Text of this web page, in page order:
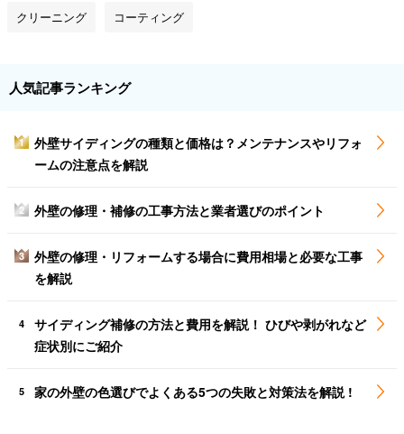
クリーニング コーティング
人気記事ランキング
1
外壁サイディングの種類と価格は？メンテナンスやリフォ
ームの注意点を解説
2 外壁の修理・補修の工事方法と業者選びのポイント
3
外壁の修理・リフォームする場合に費用相場と必要な工事
を解説
4
サイディング補修の方法と費用を解説！ ひびや剥がれなど
症状別にご紹介
5 家の外壁の色選びでよくある5つの失敗と対策法を解説 !